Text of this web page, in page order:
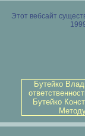
Этот вебсайт
Бутейко
Бутейко